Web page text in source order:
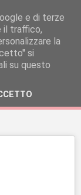
e di terze
il traffico,
la
si
su questo